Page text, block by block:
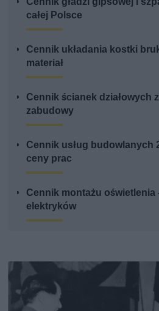
całej Polsce
Cennik układania kostki
materiał
Cennik ścianek działowych
zabudowy
Cennik usług budowlanych
ceny prac
Cennik montażu oświetlenia
elektryków